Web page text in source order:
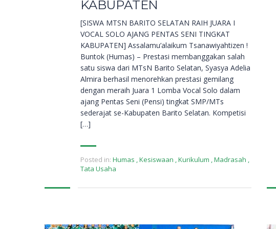
KABUPATEN
[SISWA MTSN BARITO SELATAN RAIH JUARA I
VOCAL SOLO AJANG PENTAS SENI TINGKAT
KABUPATEN] Assalamu’alaikum Tsanawiyahtizen !
Buntok (Humas) – Prestasi membanggakan salah
satu siswa dari MTsN Barito Selatan, Syasya Adelia
Almira berhasil menorehkan prestasi gemilang
dengan meraih Juara 1 Lomba Vocal Solo dalam
ajang Pentas Seni (Pensi) tingkat SMP/MTs
sederajat se-Kabupaten Barito Selatan. Kompetisi
[…]
Posted in: Humas ,Kesiswaan ,Kurikulum ,Madrasah ,
Tata Usaha